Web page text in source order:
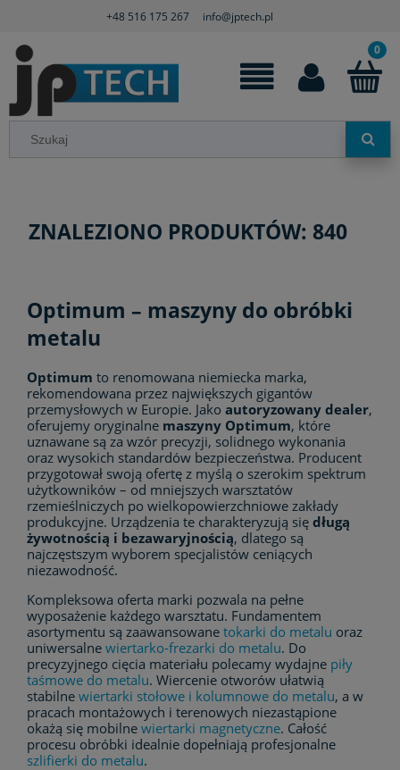
+48 516 175 267 info@jptech.pl
ZNALEZIONO PRODUKTÓW: 840
Optimum – maszyny do obróbki
metalu
Optimum to renomowana niemiecka marka,
rekomendowana przez największych gigantów
przemysłowych w Europie. Jako autoryzowany dealer,
oferujemy oryginalne maszyny Optimum, które
uznawane są za wzór precyzji, solidnego wykonania
oraz wysokich standardów bezpieczeństwa. Producent
przygotował swoją ofertę z myślą o szerokim spektrum
użytkowników – od mniejszych warsztatów
rzemieślniczych po wielkopowierzchniowe zakłady
produkcyjne. Urządzenia te charakteryzują się długą
żywotnością i bezawaryjnością, dlatego są
najczęstszym wyborem specjalistów ceniących
niezawodność.
Kompleksowa oferta marki pozwala na pełne
wyposażenie każdego warsztatu. Fundamentem
asortymentu są zaawansowane tokarki do metalu oraz
uniwersalne wiertarko-frezarki do metalu. Do
precyzyjnego cięcia materiału polecamy wydajne piły
taśmowe do metalu. Wiercenie otworów ułatwią
stabilne wiertarki stołowe i kolumnowe do metalu, a w
pracach montażowych i terenowych niezastąpione
okażą się mobilne wiertarki magnetyczne. Całość
procesu obróbki idealnie dopełniają profesjonalne
szlifierki do metalu.